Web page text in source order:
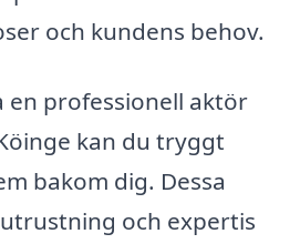
och kundens behov.
en professionell aktör
kan du tryggt
bakom dig. Dessa
och expertis